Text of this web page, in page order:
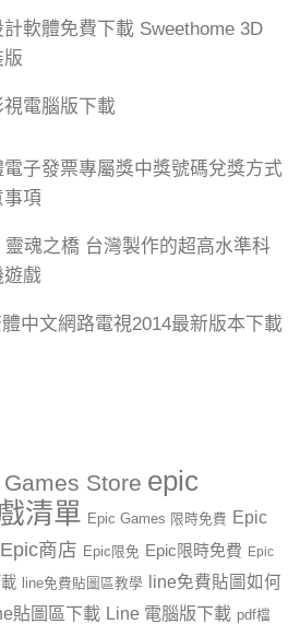
計軟體免費下載 Sweethome 3D
版
視電腦版下載
電子發票專屬獎中獎號碼兌獎方式
事項
靈魂之橋 台灣製作的超高水準科
遊戲
中文網路電視2014最新版本下載
Store epic
清單 Epic Games 限時免費 Epic
Epic商店 Epic限免 Epic限時免費 Epic
line免費貼圖區教學
line免費貼圖如何
貼圖區下載 Line 電腦版下載 pdf檔